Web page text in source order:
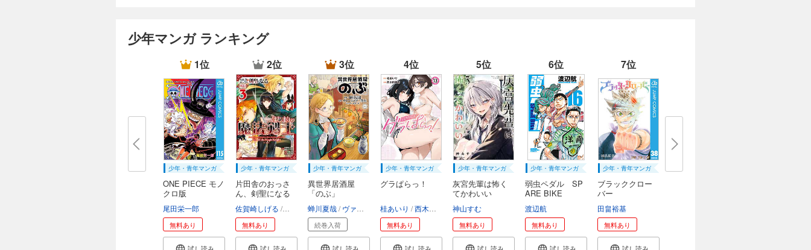
少年マンガ ランキング
1位
少年・青年マンガ
ONE PIECE モノ
クロ版
尾田栄一郎
無料あり
2位
少年・青年マンガ
片田舎のおっさ
ん、剣聖になる
佐賀崎しげる 鍋島テツヒロ 空路恵 渡辺樹
無料あり
3位
少年・青年マンガ
異世界居酒屋
「のぶ」
蝉川夏哉 ヴァージニア二等兵 転
続巻入荷
4位
少年・青年マンガ
グラぱらっ！
桂あいり 西木田景志
無料あり
5位
少年・青年マンガ
灰宮先輩は怖く
てかわいい
神山すむ
無料あり
6位
少年・青年マンガ
弱虫ペダル SP
ARE BIKE
渡辺航
無料あり
7位
少年・青年マンガ
ブラッククロー
バー
田畠裕基
無料あり